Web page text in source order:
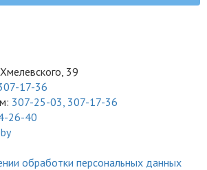
39
17-36
307-25-03, 307-17-36
26-40
обработки персональных данных